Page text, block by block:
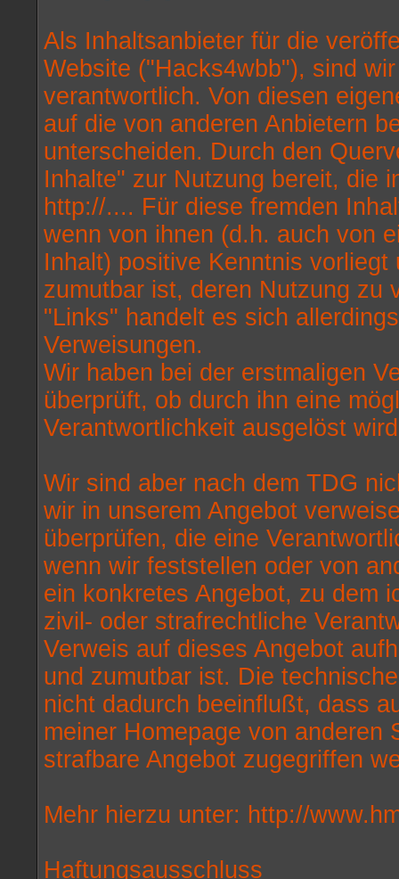
Als Inhaltsanbieter für die
Website ("Hacks4wbb"), sind
verantwortlich. Von diesen
auf die von anderen Anbietern
unterscheiden. Durch den
Inhalte" zur Nutzung bereit, die
http://.... Für diese fremden
wenn von ihnen (d.h. auch von
Inhalt) positive Kenntnis
zumutbar ist, deren Nutzung zu
"Links" handelt es sich
Verweisungen.
Wir haben bei der erstmaligen
überprüft, ob durch ihn eine
Verantwortlichkeit ausgelöst
Wir sind aber nach dem TDG
wir in unserem Angebot
überprüfen, die eine
wenn wir feststellen oder von
ein konkretes Angebot, zu dem
zivil- oder strafrechtliche
Verweis auf dieses Angebot
und zumutbar ist. Die
nicht dadurch beeinflußt, dass
meiner Homepage von anderen
strafbare Angebot zugegriffen
Mehr hierzu unter: http://
Haftungsausschluss